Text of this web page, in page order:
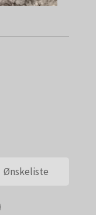
Ønskeliste